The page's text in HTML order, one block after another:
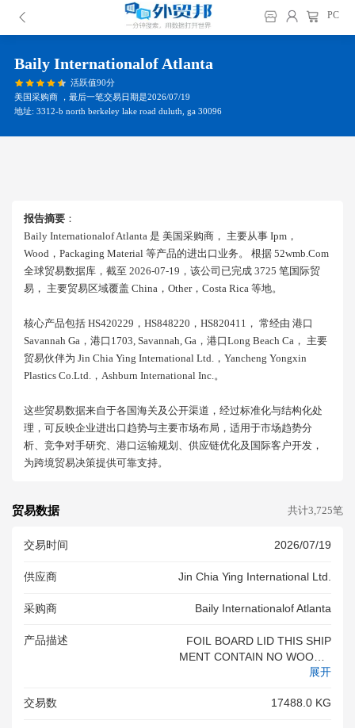
PC
Baily Internationalof Atlanta
活跃值90分
美国采购商 ，最后一笔交易日期是2026/07/19
地址: 3312-b north berkeley lake road duluth, ga 30096
报告摘要 ：
Baily Internationalof Atlanta 是 美国采购商， 主要从事 Ipm，
Wood，packaging Material 等产品的进出口业务。 根据 52wmb.com
全球贸易数据库，截至 2026-07-19，该公司已完成 3725 笔国际贸
易， 主要贸易区域覆盖 China，other，costa Rica 等地。
核心产品包括 HS420229，HS848220，HS820411， 常经由 港口
Savannah Ga，港口1703, Savannah, Ga，港口long Beach Ca， 主要
贸易伙伴为 Jin Chia Ying International Ltd.，yancheng Yongxin
Plastics Co.ltd.，ashburn International Inc.。
这些贸易数据来自于各国海关及公开渠道，经过标准化与结构化处
理，可反映企业进出口趋势与主要市场布局，适用于市场趋势分
析、竞争对手研究、港口运输规划、供应链优化及国际客户开发，
为跨境贸易决策提供可靠支持。
贸易数据 共计3,725笔
交易时间 2026/07/19
供应商 Jin Chia Ying International Ltd.
采购商 Baily Internationalof Atlanta
产品描述
FOIL BOARD LID THIS SHIP
MENT CONTAIN NO WOOD P
ACKING MATERIALS<br/>
展开
交易数 17488.0 KG